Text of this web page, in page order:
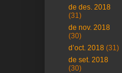
de des. 2018
(31)
de nov. 2018
(30)
d’oct. 2018 (31)
de set. 2018
(30)